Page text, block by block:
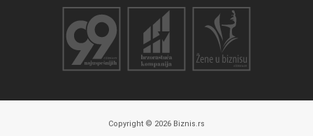
Copyright © 2026 Biznis.rs